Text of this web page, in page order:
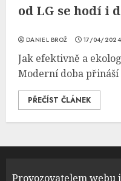
od LG se hodí i
DANIEL BROŽ 17/04/2024
Jak efektivně a
Moderní doba
PŘEČÍST ČLÁNEK
Provozovatelem webu